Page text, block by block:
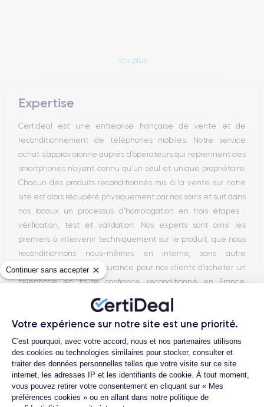
Continuer sans accepter
Votre expérience sur notre site est une priorité.
Plateforme de Gestion du
C'est pourquoi, avec votre accord, nous et nos partenaires utilisons
des cookies ou technologies similaires pour stocker, consulter et
traiter des données personnelles telles que votre visite sur ce site
internet, les adresses IP et les identifiants de cookie. À tout moment,
vous pouvez retirer votre consentement en cliquant sur « Mes
préférences cookies » ou en allant dans notre politique de
Voir plus
Expertise
Certideal est une entreprise française de vente et de
reconditionnement de téléphones mobiles. Notre service
achat s’approvisionne auprès d’opérateurs qui reprennent des
smartphones n’ayant connu qu’un seul et unique propriétaire.
Chacun des produits reconditionnés mis à la vente sur notre
site est alors récupéré physiquement par nos soins et suit dans
nos locaux un processus d’homologation en trois étapes :
vérification, test et validation. Nos experts sont ainsi les
premiers à intervenir techniquement sur le produit, que nous
reconditionnons nous-mêmes en interne, sans autre
intermédiaire. C’est l’assurance pour nos clients d’acheter un
téléphone en toute confiance, reconditionné en France,
accompagné d’une garantie de 30 mois et d’un service après-
vente en contact continu avec nos experts techniques.
Parcours d'un Smartphone